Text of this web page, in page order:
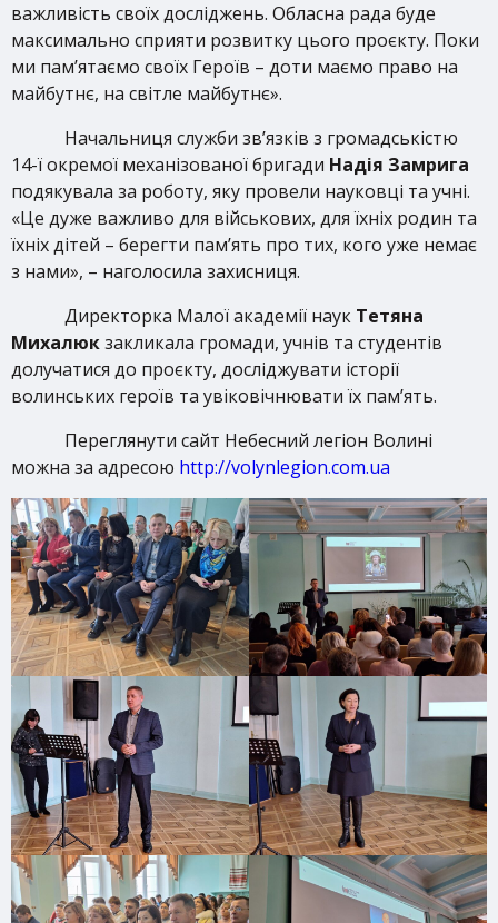
важливість своїх досліджень. Обласна рада буде
максимально сприяти розвитку цього проєкту. Поки
ми пам’ятаємо своїх Героїв – доти маємо право на
майбутнє, на світле майбутнє».
Начальниця служби зв’язків з громадськістю
14-ї окремої механізованої бригади Надія Замрига
подякувала за роботу, яку провели науковці та учні.
«Це дуже важливо для військових, для їхніх родин та
їхніх дітей – берегти пам’ять про тих, кого уже немає
з нами», – наголосила захисниця.
Директорка Малої академії наук Тетяна
Михалюкзакликала громади, учнів та студентів
долучатися до проєкту, досліджувати історії
волинських героїв та увіковічнювати їх пам’ять.
Переглянути сайт Небесний легіон Волині
можна за адресою http://volynlegion.com.ua